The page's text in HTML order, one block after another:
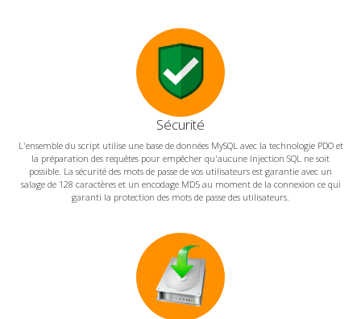
Sécurité
L'ensemble du script utilise une base de données MySQL avec la technologie PDO et
la préparation des requêtes pour empêcher qu'aucune Injection SQL ne soit
possible. La sécurité des mots de passe de vos utilisateurs est garantie avec un
salage de 128 caractères et un encodage MD5 au moment de la connexion ce qui
garanti la protection des mots de passe des utilisateurs.